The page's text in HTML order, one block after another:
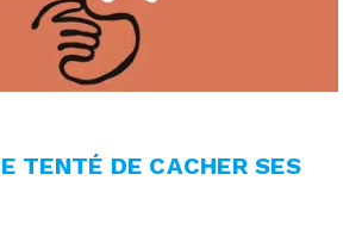
TENTÉ DE CACHER SES